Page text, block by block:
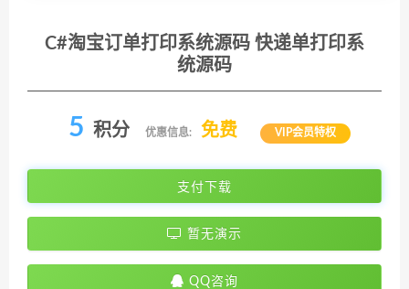
C#淘宝订单打印系统源码 快递单打印系
统源码
5 积分 优惠信息: 免费 VIP会员特权
支付下载
暂无演示
QQ咨询